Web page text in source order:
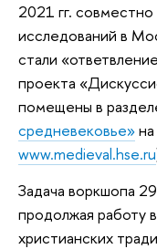
2021 гг.
исследований в
стали
проекта
помещены в
средневековье»
www.medieval.hse.ru
Задача воркшопа
продолжая работу
христианских